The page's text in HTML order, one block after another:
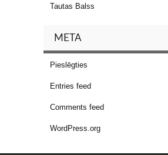
Tautas Balss
META
Pieslēgties
Entries feed
Comments feed
WordPress.org